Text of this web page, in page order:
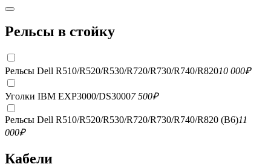
Рельсы в стойку
Рельсы Dell R510/R520/R530/R720/R730/R740/R82010 000₽
Уголки IBM EXP3000/DS30007 500₽
Рельсы Dell R510/R520/R530/R720/R730/R740/R820 (B6)11
000₽
Кабели